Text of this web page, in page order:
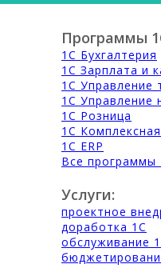
Программы
1С Бухгалтерия
1С Зарплата и
1С Управление
1С Управление
1С Розница
1С
1С ERP
Все программы
Услуги:
проектное
доработка 1С
обслуживание